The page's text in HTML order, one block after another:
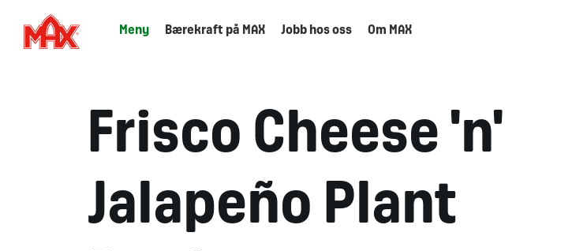
Meny Bærekraft på MAX Jobb hos oss Om MAX
Frisco Cheese 'n'
Jalapeño Plant